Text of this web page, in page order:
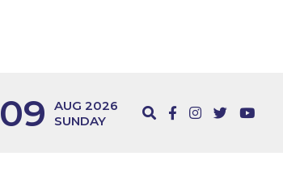
09
AUG 2026
SUNDAY